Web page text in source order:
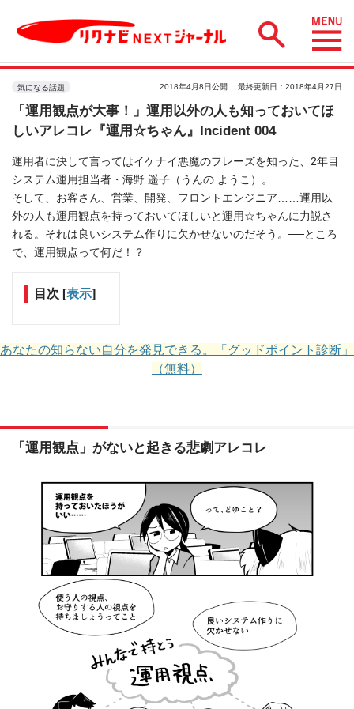
気になる話題 2018年4月8日公開 最終更新日：2018年4月27日
「運用観点が大事！」運用以外の人も知っておいてほ
しいアレコレ『運用☆ちゃん』Incident 004
運用者に決して言ってはイケナイ悪魔のフレーズを知った、2年目
システム運用担当者・海野 遥子（うんの ようこ）。
そして、お客さん、営業、開発、フロントエンジニア……運用以
外の人も運用観点を持っておいてほしいと運用☆ちゃんに力説さ
れる。それは良いシステム作りに欠かせないのだそう。──ところ
で、運用観点って何だ！？
目次 [表示]
あなたの知らない自分を発見できる。「グッドポイント診断」
（無料）
「運用観点」がないと起きる悲劇アレコレ